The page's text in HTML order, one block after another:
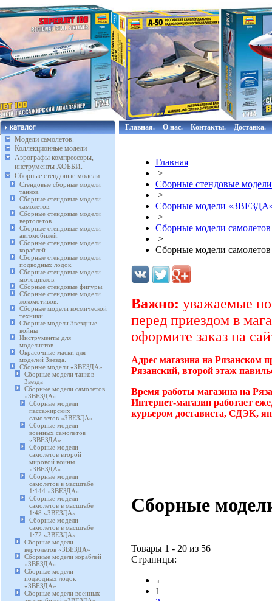
Модели самолётов.
Коллекционные модели
Аэрографы компрессоры,
инструменты ХОББИ.
Сборные стендовые модели.
Стендовые сборные модели
танков.
Сборные стендовые модели
самолетов.
Сборные стендовые модели
вертолетов.
Сборные стендовые модели
автомобилей.
Сборные стендовые модели
кораблей.
Сборные стендовые модели
подводных лодок.
Сборные стендовые модели
мотоциклов.
Сборные стендовые фигуры.
Сборные стендовые модели
локомотивов.
Сборные модели космической
техники
Сборные модели Звездные
войны
Инструменты для
моделистов
Окрасочные маски для
моделей Звезда.
Сборные модели «ЗВЕЗДА»
Сборные модели танков
Звезда
Сборные модели самолетов
«ЗВЕЗДА»
Сборные модели
пассажирских
самолетов «ЗВЕЗДА»
Сборные модели
военных самолетов
«ЗВЕЗДА»
Сборные модели
самолетов второй
мировой войны
«ЗВЕЗДА»
Сборные модели
самолетов в масштабе
1:144 «ЗВЕЗДА»
Сборные модели
самолетов в масштабе
1:48 «ЗВЕЗДА»
Сборные модели
самолетов в масштабе
1:72 «ЗВЕЗДА»
Сборные модели
вертолетов «ЗВЕЗДА»
Сборные модели кораблей
«ЗВЕЗДА»
Сборные модели
подводных лодок
«ЗВЕЗДА»
Сборные модели военных
Главная. О нас. Контакты. Доставка.
Главная
>
Сборные стендовые
>
Сборные модели
>
Сборные модели
>
Сборные модели
Важно: уважаемые
перед приездом в
оформите заказ на
Адрес магазина на Рязанском
Рязанский, второй этаж
Время работы магазина на
Интернет-магазин работает
курьером достависта, СДЭК,
Сборные
Товары 1 - 20 из 56
Страницы:
←
1